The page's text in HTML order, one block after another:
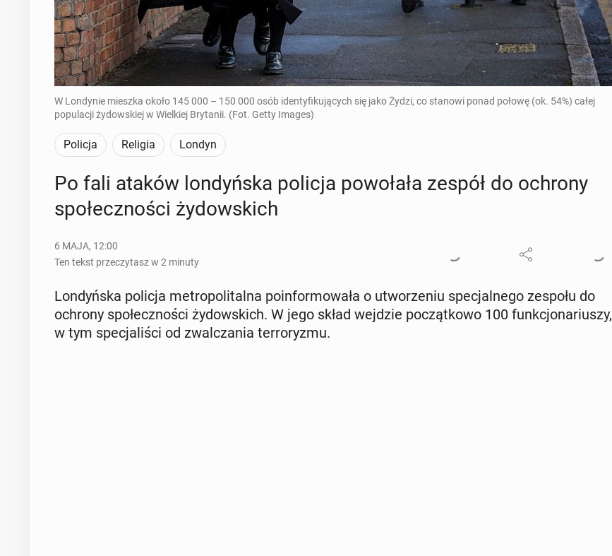
W Londynie mieszka około 145 000 – 150 000 osób identyfikujących się jako Żydzi, co stanowi ponad połowę (ok. 54%) całej
populacji żydowskiej w Wielkiej Brytanii. (Fot. Getty Images)
Policja Religia Londyn
Po fali ataków lon­dyń­ska policja po­wo­ła­ła zespół do ochrony
spo­łecz­no­ści ży­dow­skich
6 MAJA, 12:00
Ten tekst przeczytasz w 2 minuty
Lon­dyń­ska policja me­tro­po­li­tal­na po­in­for­mo­wa­ła o utwo­rze­niu spe­cjal­ne­go zespołu do
ochrony spo­łecz­no­ści ży­dow­skich. W jego skład wejdzie po­cząt­ko­wo 100 funk­cjo­na­riu­szy,
w tym spe­cja­li­ści od zwal­cza­nia ter­ro­ry­zmu.